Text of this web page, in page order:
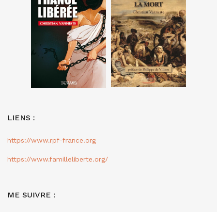
LIENS :
https://www.rpf-france.org
https://www.familleliberte.org/
ME SUIVRE :